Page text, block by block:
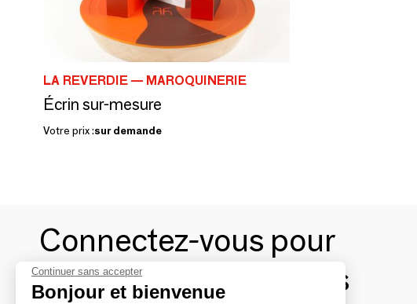
LA REVERDIE — MAROQUINERIE
Écrin sur-mesure
Votre prix :sur demande
Connectez-vous pour
contacter les marques
Continuer sans accepter
Bonjour et bienvenue